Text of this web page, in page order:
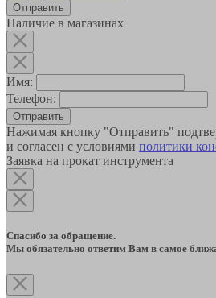
Наличие в магазинах
Имя:
Телефон:
Отправить
Нажимая кнопку "Отправить"
и согласен с условиями политики
Заявка на прокат инструмента
Спасибо за обращение.
Мы обязательно ответим Вам в самое